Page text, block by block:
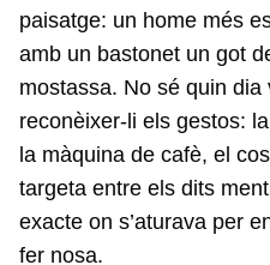
paisatge: un home més
amb un bastonet un got
mostassa. No sé quin dia
reconèixer-li els gestos:
la màquina de cafè, el
targeta entre els dits
exacte on s’aturava per
fer nosa.